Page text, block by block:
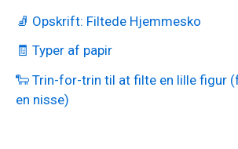
🧦 Opskrift: Filtede Hjemmesko
🧾 Typer af papir
🐑 Trin-for-trin til at filte en lille figur
en nisse)